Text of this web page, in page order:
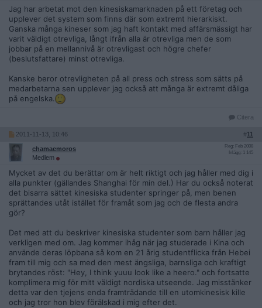
Jag har arbetat mot den kinesiskamarknaden på ett företag och
upplever det system som finns där som extremt hierarkiskt.
Ganska många kineser som jag haft kontakt med affärsmässigt har
varit väldigt otrevliga, långt ifrån alla är otrevliga men de som
jobbar på en mellannivå är otrevligast och högre chefer
(beslutsfattare) minst otrevliga.
Kanske beror otrevligheten på all press och stress som sätts på
medarbetarna sen upplever jag också att många är extremt dåliga
på engelska.
Citera
2011-11-13, 10:46 #11
chamaemoros
Medlem
Reg: Feb 2008
Inlägg: 1 145
Mycket av det du berättar om är helt riktigt och jag håller med dig i
alla punkter (gällandes Shanghai för min del.) Har du också noterat
det bisarra sättet kinesiska studenter springer på, men benen
sprättandes utåt istället för framåt som jag och de flesta andra
gör?
Det med att du beskriver kinesiska studenter som barn håller jag
verkligen med om. Jag kommer ihåg när jag studerade i Kina och
använde deras löpbana så kom en 21 årig studentflicka från Hebei
fram till mig och sa med den mest ängsliga, barnsliga och kraftigt
brytandes röst: "Hey, I think yuuu look like a heero." och fortsatte
komplimera mig för mitt väldigt nordiska utseende. Jag misstänker
detta var den tjejens enda framträdande till en utomkinesisk kille
och jag tror hon blev förälskad i mig efter det.